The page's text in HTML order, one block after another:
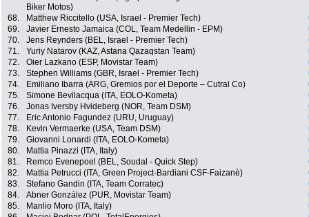
Biker Motos)
68. Matthew Riccitello (USA, Israel - Premier Tech)
69.
Javier Ernesto Jamaica (COL, Team Medellin - EPM)
70.
Jens Reynders (BEL, Israel - Premier Tech)
71.
Yuriy Natarov (KAZ, Astana Qazaqstan Team)
72.
Oier Lazkano (ESP, Movistar Team)
73.
Stephen Williams (GBR, Israel - Premier Tech)
74.
Emiliano Ibarra (ARG, Gremios por el Deporte – Cutral Co)
75.
Simone Bevilacqua (ITA, EOLO-Kometa)
76.
Jonas Iversby Hvideberg (NOR, Team DSM)
77.
Eric Antonio Fagundez (URU, Uruguay)
78.
Kevin Vermaerke (USA, Team DSM)
79.
Giovanni Lonardi (ITA, EOLO-Kometa)
80.
Mattia Pinazzi (ITA, Italy)
81.
Remco Evenepoel (BEL, Soudal - Quick Step)
82.
Mattia Petrucci (ITA, Green Project-Bardiani CSF-Faizanè)
83.
Stefano Gandin (ITA, Team Corratec)
84.
Abner González (PUR, Movistar Team)
85.
Manlio Moro (ITA, Italy)